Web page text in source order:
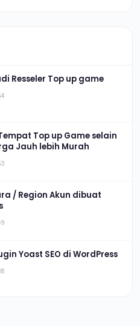
Resseler Top up game
Top up Game selain
Jauh lebih Murah
/ Region Akun dibuat
Yoast SEO di WordPress